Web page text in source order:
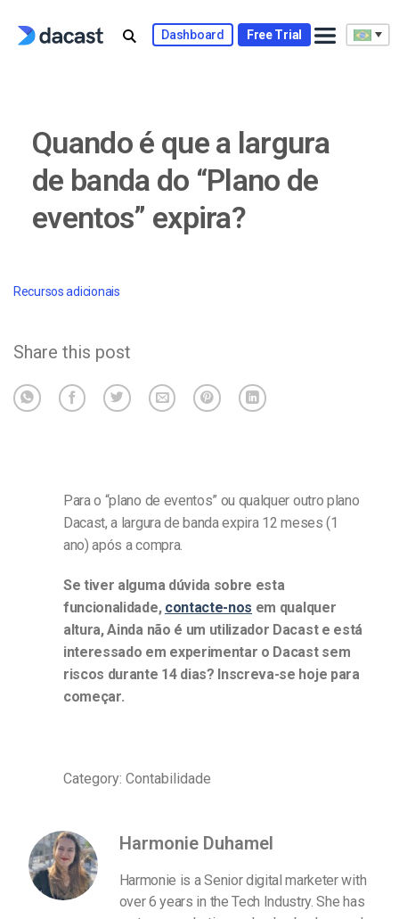
Dashboard Free Trial
Quando é que a largura
de banda do “Plano de
eventos” expira?
Recursos adicionais
Share this post
Para o “plano de eventos” ou qualquer outro plano
Dacast, a largura de banda expira 12 meses (1
ano) após a compra.
Se tiver alguma dúvida sobre esta
funcionalidade, contacte-nos em qualquer
altura,Ainda não é um utilizador Dacast e está
interessado em experimentar o Dacast sem
riscos durante 14 dias? Inscreva-se hoje para
começar.
Category: Contabilidade
Harmonie Duhamel
Harmonie is a Senior digital marketer with
over 6 years in the Tech Industry. She has